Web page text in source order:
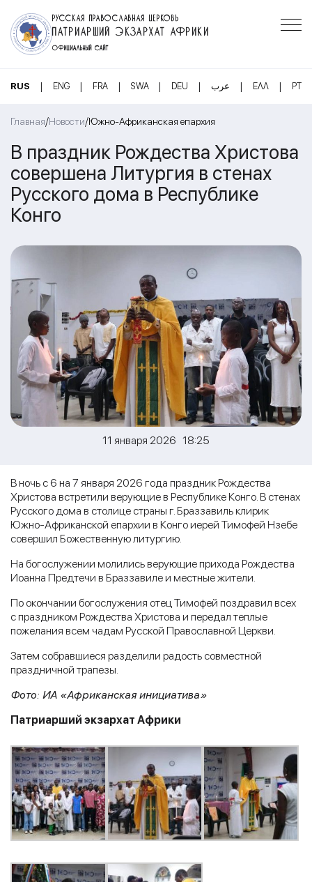
РУССКАЯ ПРАВОСЛАВНАЯ ЦЕРКОВЬ
ПАТРИАРШИЙ ЭКЗАРХАТ АФРИКИ
ОФИЦИАЛЬНЫЙ САЙТ
RUS | ENG | FRA | SWA | DEU | عرب | ΕΛΛ | PT
Главная/Новости/Южно-Африканская епархия
В праздник Рождества Христова
совершена Литургия в стенах
Русского дома в Республике
Конго
11 января 2026 18:25
В ночь с 6 на 7 января 2026 года праздник Рождества
Христова встретили верующие в Республике Конго. В стенах
Русского дома в столице страны г. Браззавиль клирик
Южно-Африканской епархии в Конго иерей Тимофей Нзебе
совершил Божественную литургию.
На богослужении молились верующие прихода Рождества
Иоанна Предтечи в Браззавиле и местные жители.
По окончании богослужения отец Тимофей поздравил всех
с праздником Рождества Христова и передал теплые
пожелания всем чадам Русской Православной Церкви.
Затем собравшиеся разделили радость совместной
праздничной трапезы.
Фото: ИА «Африканская инициатива»
Патриарший экзархат Африки